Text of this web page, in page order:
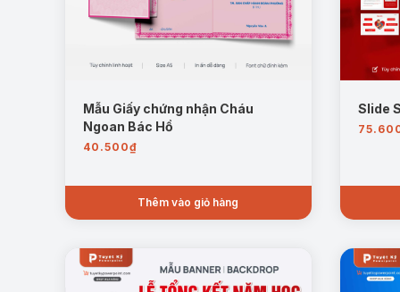
Mẫu Giấy chứng nhận Cháu
Ngoan Bác Hồ
40.500₫
Thêm vào giỏ hàng
Slide